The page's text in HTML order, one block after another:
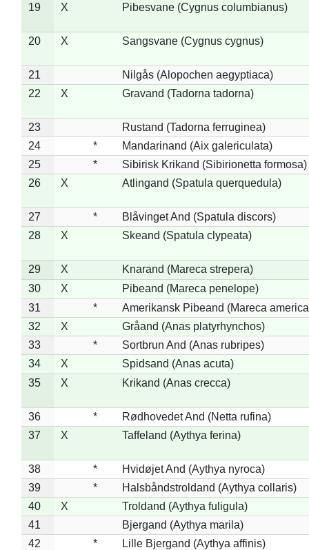
19
X Pibesvane (Cygnus columbianus)
20 X Sangsvane (Cygnus cygnus)
21
Nilgås (Alopochen aegyptiaca)
22
X Gravand (Tadorna tadorna)
23
Rustand (Tadorna ferruginea)
24
*
Mandarinand (Aix galericulata)
25
*
Sibirisk Krikand (Sibirionetta formosa)
26
X Atlingand (Spatula querquedula)
27 *
Blåvinget And (Spatula discors)
28
X Skeand (Spatula clypeata)
29 X
Knarand (Mareca strepera)
30
X
Pibeand (Mareca penelope)
31
*
Amerikansk Pibeand (Mareca
32
X
Gråand (Anas platyrhynchos)
33
*
Sortbrun And (Anas rubripes)
34
X
Spidsand (Anas acuta)
35
X Krikand (Anas crecca)
36 *
Rødhovedet And (Netta rufina)
37
X Taffeland (Aythya ferina)
38 *
Hvidøjet And (Aythya nyroca)
39
*
Halsbåndstroldand (Aythya collaris)
40
X
Troldand (Aythya fuligula)
41
Bjergand (Aythya marila)
42
*
Lille Bjergand (Aythya affinis)